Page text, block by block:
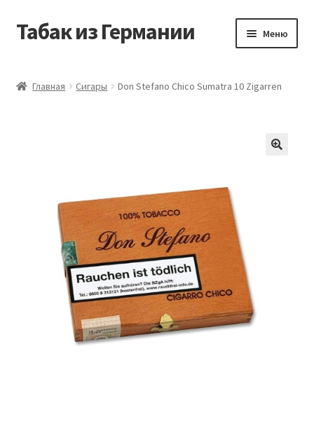
Перейти
Перейти
Табак из Германии Меню
Оформление заказа
Табак на заказ
Главная Сигары Don Stefano Chico Sumatra 10 Zigarren